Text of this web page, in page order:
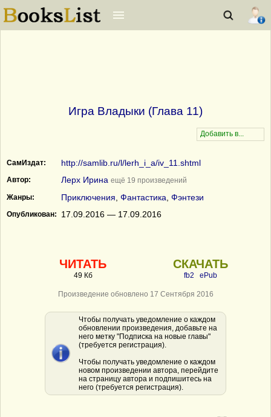
Игра Владыки (Глава 11)
СамИздат: http://samlib.ru/l/lerh_i_a/iv_11.shtml
Автор: Лерх Ирина ещё 19 произведений
Жанры:
Приключения Фантастика Фэнтези
Опубликован: 17.09.2016 — 17.09.2016
ЧИТАТЬ
49 Кб
СКАЧАТЬ
fb2 ePub
Произведение обновлено 17 Сентября 2016
Чтобы получать уведомление о каждом
обновлении произведения, добавьте на
него метку "Подписка на новые главы"
(требуется регистрация).
Чтобы получать уведомление о каждом
новом произведении автора, перейдите
на страницу автора и подпишитесь на
него (требуется регистрация).